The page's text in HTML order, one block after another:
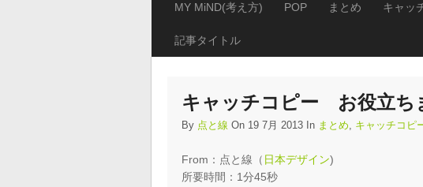
MY MiND(考え方) POP まとめ キャッ
記事タイトル
キャッチコピー お役立ち
By 点と線 On 19 7月 2013 In まとめ, キャッチコピ
From：点と線（ 日本デザイン)
所要時間：1分45秒